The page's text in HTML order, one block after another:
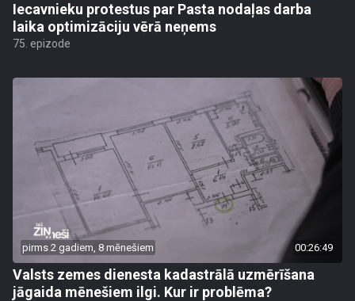
Iecavnieku protestus par Pasta nodaļas darba
laika optimizāciju vērā neņems
75. epizode
pirms 2 gadiem, 8 mēnešiem 00:26:49
Valsts zemes dienesta kadastrālā uzmērīšana
jāgaida mēnešiem ilgi. Kur ir problēma?